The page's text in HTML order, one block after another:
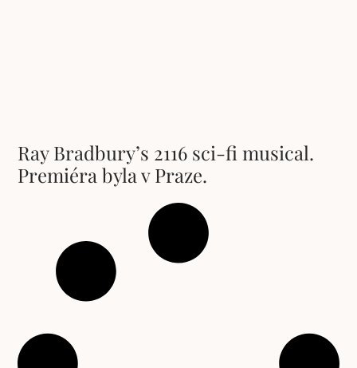
Ray Bradbury’s 2116 sci-fi musical.
Premiéra byla v Praze.